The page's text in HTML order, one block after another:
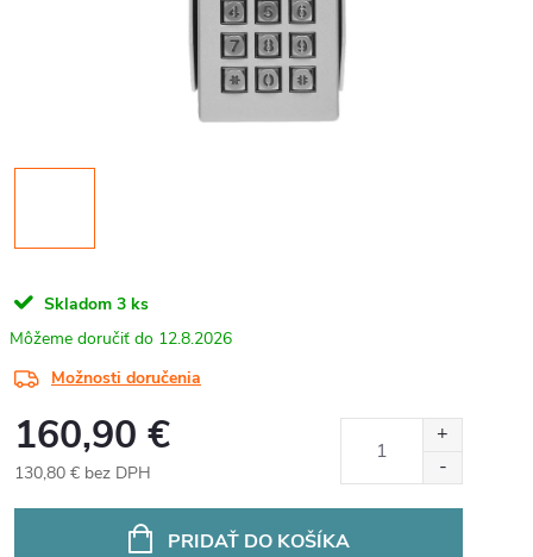
Skladom 3 ks
12.8.2026
Možnosti doručenia
160,90 €
130,80 € bez DPH
PRIDAŤ DO KOŠÍKA